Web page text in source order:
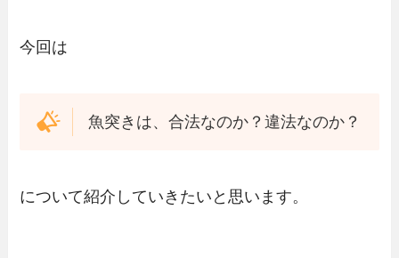
今回は
魚突きは、合法なのか？違法なのか？
について紹介していきたいと思います。